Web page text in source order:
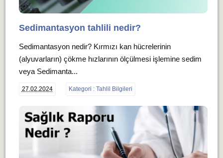
Sedimantasyon tahlili nedir?
Sedimantasyon nedir? Kırmızı kan hücrelerinin
(alyuvarların) çökme hızlarının ölçülmesi işlemine sedim
veya Sedimanta...
27.02.2024 Kategori : Tahlil Bilgileri